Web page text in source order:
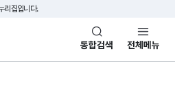
리집입니다.
통합검색 전체메뉴